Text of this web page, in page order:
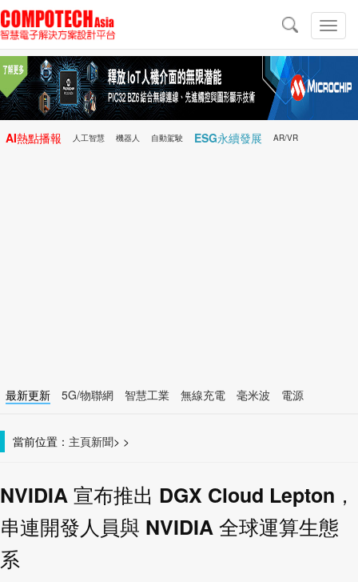
切
換
導
導
航
AI熱點播報 人工智慧 機器人 自動駕駛 ESG永續發展 AR/VR
最新更新 5G/物聯網 智慧工業 無線充電 毫米波
電源
當前位置： 主頁 >
新聞 >
NVIDIA 宣布推出 DGX Cloud Lepton，
串連開發人員與 NVIDIA 全球運算生態
系